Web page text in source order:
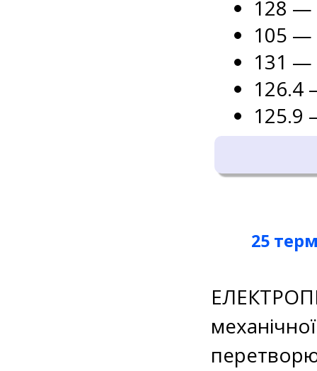
128 —
105 —
131 —
126.4
125.9
25